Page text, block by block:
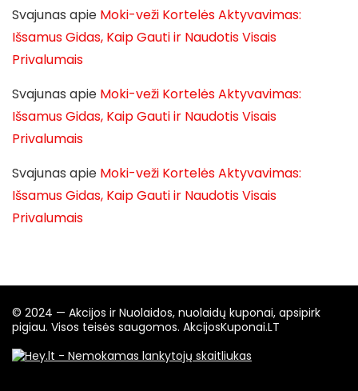
Svajunas apie Moki-veži Kortelės Aktyvavimas:
Išsamus Gidas, Kaip Gauti ir Naudotis Visais
Privalumais
Svajunas apie Moki-veži Kortelės Aktyvavimas:
Išsamus Gidas, Kaip Gauti ir Naudotis Visais
Privalumais
Svajunas apie Moki-veži Kortelės Aktyvavimas:
Išsamus Gidas, Kaip Gauti ir Naudotis Visais
Privalumais
© 2024 — Akcijos ir Nuolaidos, nuolaidų kuponai, apsipirk
pigiau. Visos teisės saugomos. AkcijosKuponai.LT